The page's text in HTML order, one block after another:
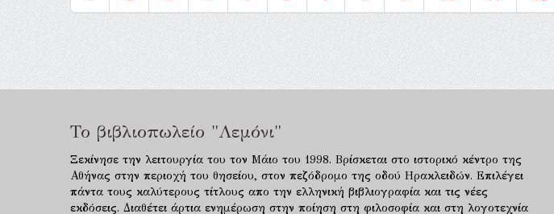
Το βιβλιοπωλείο "Λεμόνι"
Ξεκίνησε την λειτουργία του τον Μάιο του 1998. Βρίσκεται στο ιστορικό κέντρο της
Αθήνας στην περιοχή του θησείου, στον πεζόδρομο της οδού Ηρακλειδών. Επιλέγει
πάντα τους καλύτερους τίτλους απο την ελληνική βιβλιογραφία και τις νέες
εκδόσεις. Διαθέτει άρτια ενημέρωση στην ποίηση στη φιλοσοφία και στη λογοτεχνία